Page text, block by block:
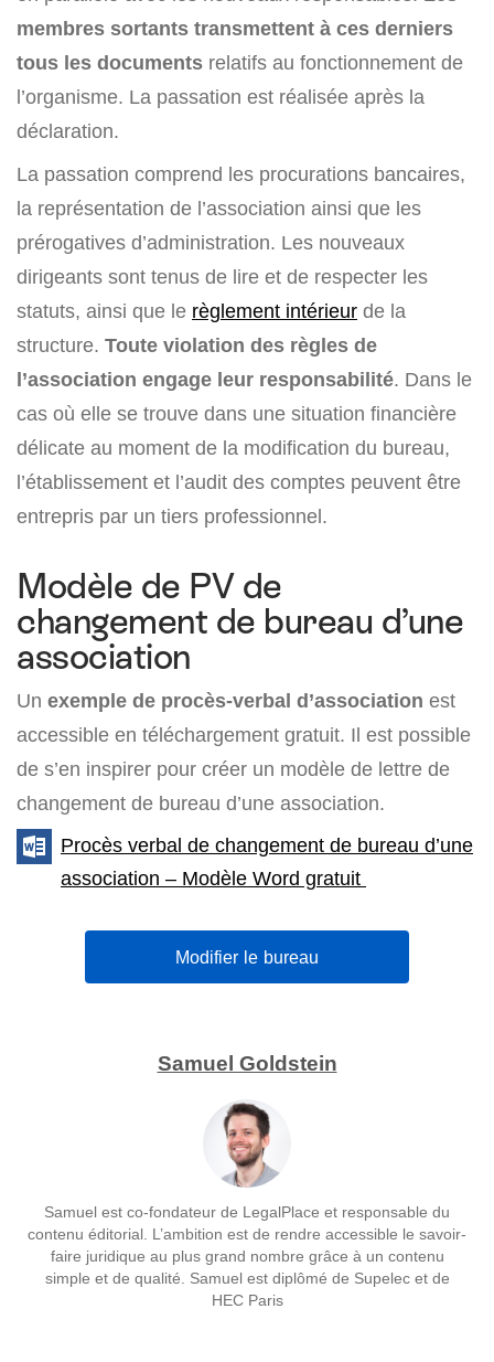
membres sortants transmettent à ces derniers
tous les documents relatifs au fonctionnement de
l’organisme. La passation est réalisée après la
déclaration.
La passation comprend les procurations bancaires,
la représentation de l’association ainsi que les
prérogatives d’administration. Les nouveaux
dirigeants sont tenus de lire et de respecter les
statuts, ainsi que le règlement intérieur de la
structure. Toute violation des règles de
l’association engage leur responsabilité. Dans le
cas où elle se trouve dans une situation financière
délicate au moment de la modification du bureau,
l’établissement et l’audit des comptes peuvent être
entrepris par un tiers professionnel.
Modèle de PV de
changement de bureau d’une
association
Un exemple de procès-verbal d’association est
accessible en téléchargement gratuit. Il est possible
de s’en inspirer pour créer un modèle de lettre de
changement de bureau d’une association.
Procès verbal de changement de bureau d’une
association – Modèle Word gratuit
Modifier le bureau
Samuel Goldstein
Samuel est co-fondateur de LegalPlace et responsable du
contenu éditorial. L’ambition est de rendre accessible le savoir-
faire juridique au plus grand nombre grâce à un contenu
simple et de qualité. Samuel est diplômé de Supelec et de
HEC Paris